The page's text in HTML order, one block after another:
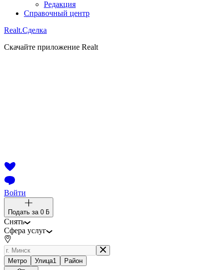
Редакция
Справочный центр
Realt.Сделка
Скачайте приложение Realt
Войти
Подать за 0 ƃ
Снять
Сфера услуг
Метро Улица1 Район